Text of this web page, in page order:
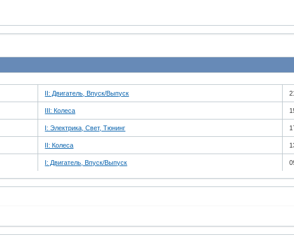
II: Двигатель, Впуск/Выпуск
III: Колеса
I: Электрика, Свет, Тюнинг
II: Колеса
I: Двигатель, Впуск/Выпуск